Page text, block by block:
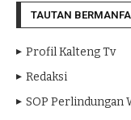
TAUTAN
Profil Kalteng Tv
Redaksi
SOP Perlindungan